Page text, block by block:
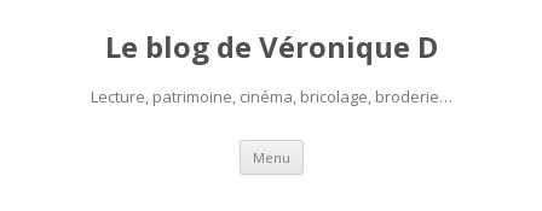
Le blog de Véronique D
Lecture, patrimoine, cinéma, bricolage, broderie…
Menu Aller
contenu